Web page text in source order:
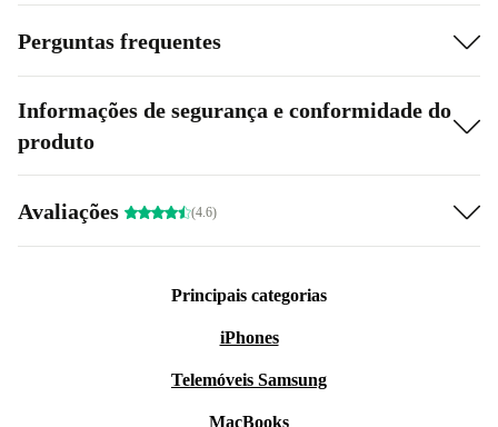
Perguntas frequentes
Informações de segurança e conformidade do
produto
Avaliações (4.6)
Principais categorias
iPhones
Telemóveis Samsung
MacBooks